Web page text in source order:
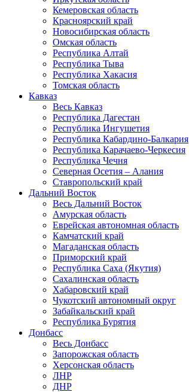
Кемеровская область
Красноярский край
Новосибирская область
Омская область
Республика Алтай
Республика Тыва
Республика Хакасия
Томская область
Кавказ
Весь Кавказ
Республика Дагестан
Республика Ингушетия
Республика Кабардино-Балкария
Республика Карачаево-Черкесия
Республика Чечня
Северная Осетия – Алания
Ставропольский край
Дальний Восток
Весь Дальний Восток
Амурская область
Еврейская автономная область
Камчатский край
Магаданская область
Приморский край
Республика Саха (Якутия)
Сахалинская область
Хабаровский край
Чукотский автономный округ
Забайкальский край
Республика Бурятия
Донбасс
Весь Донбасс
Запорожская область
Херсонская область
ЛНР
ДНР